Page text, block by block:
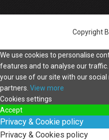
Copyright
We use cookies to personalise
features and to analyse our
your use of our site with our
partners. View more
Cookies settings
Accept
Privacy & Cookie policy
Privacy & Cookies policy